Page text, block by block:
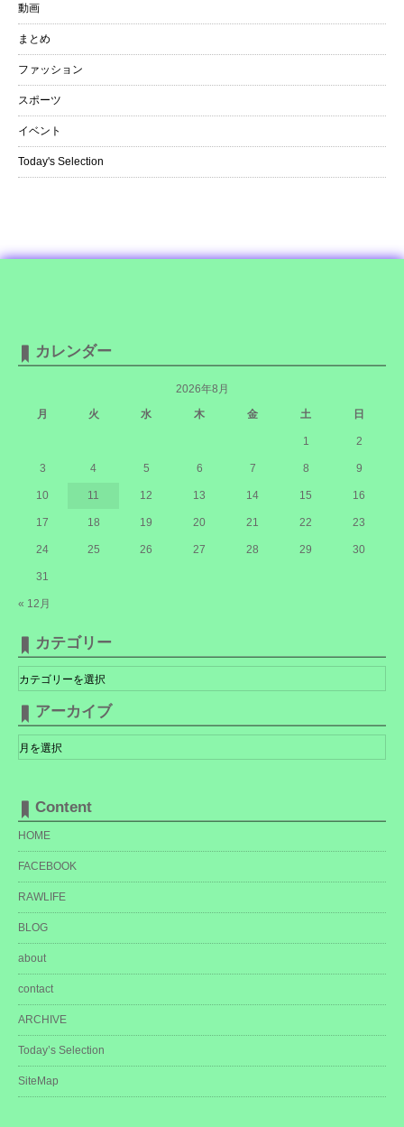
動画
まとめ
ファッション
スポーツ
イベント
Today's Selection
カレンダー
2026年8月
月
火 水 木 金 土 日
« 12月
1 2
3 4 5 6 7 8 9
10 11 12 13 14 15 16
17 18 19 20 21 22 23
24 25 26 27 28 29 30
31
カテゴリー
テ
ゴ
リ
ー
アーカイブ
ー
カ
Content
HOME
FACEBOOK
RAWLIFE
BLOG
about
contact
ARCHIVE
Today’s Selection
SiteMap